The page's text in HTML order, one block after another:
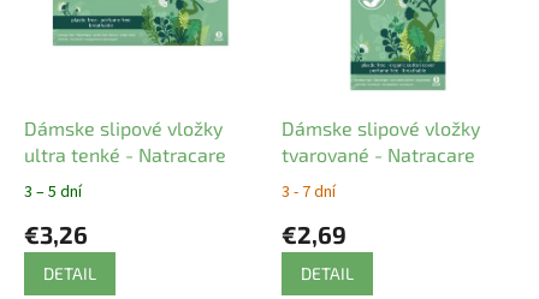
Dámske slipové vložky
ultra tenké - Natracare
3 – 5 dní
€3,26
DETAIL
Dámske slipové vložky
tvarované - Natracare
3 - 7 dní
€2,69
DETAIL